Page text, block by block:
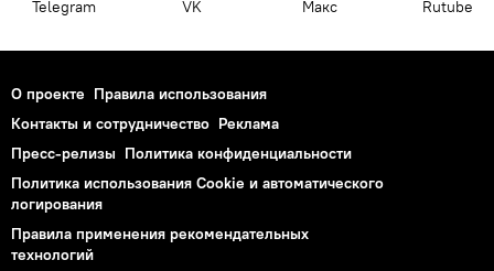
Telegram VK Макс Rutube
О проекте Правила использования
Контакты и сотрудничество Реклама
Пресс-релизы Политика конфиденциальности
Политика использования Cookie и автоматического
логирования
Правила применения рекомендательных
технологий